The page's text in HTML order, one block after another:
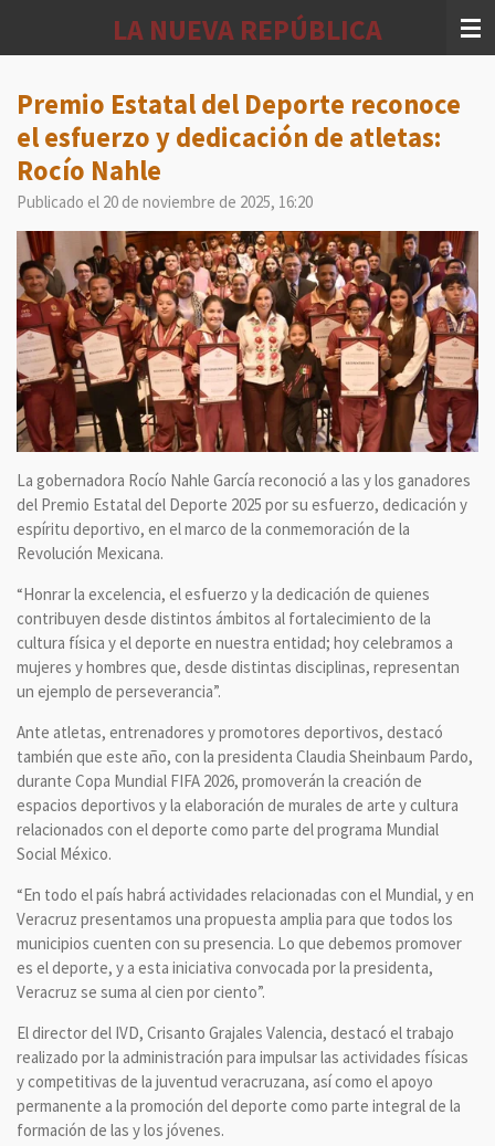
principal
LA NUEVA REPÚBLICA
Premio Estatal del Deporte reconoce
el esfuerzo y dedicación de atletas:
Rocío Nahle
Publicado el 20 de noviembre de 2025, 16:20
La gobernadora Rocío Nahle García reconoció a las y los ganadores
del Premio Estatal del Deporte 2025 por su esfuerzo, dedicación y
espíritu deportivo, en el marco de la conmemoración de la
Revolución Mexicana.
“Honrar la excelencia, el esfuerzo y la dedicación de quienes
contribuyen desde distintos ámbitos al fortalecimiento de la
cultura física y el deporte en nuestra entidad; hoy celebramos a
mujeres y hombres que, desde distintas disciplinas, representan
un ejemplo de perseverancia”.
Ante atletas, entrenadores y promotores deportivos, destacó
también que este año, con la presidenta Claudia Sheinbaum Pardo,
durante Copa Mundial FIFA 2026, promoverán la creación de
espacios deportivos y la elaboración de murales de arte y cultura
relacionados con el deporte como parte del programa Mundial
Social México.
“En todo el país habrá actividades relacionadas con el Mundial, y en
Veracruz presentamos una propuesta amplia para que todos los
municipios cuenten con su presencia. Lo que debemos promover
es el deporte, y a esta iniciativa convocada por la presidenta,
Veracruz se suma al cien por ciento”.
El director del IVD, Crisanto Grajales Valencia, destacó el trabajo
realizado por la administración para impulsar las actividades físicas
y competitivas de la juventud veracruzana, así como el apoyo
permanente a la promoción del deporte como parte integral de la
formación de las y los jóvenes.